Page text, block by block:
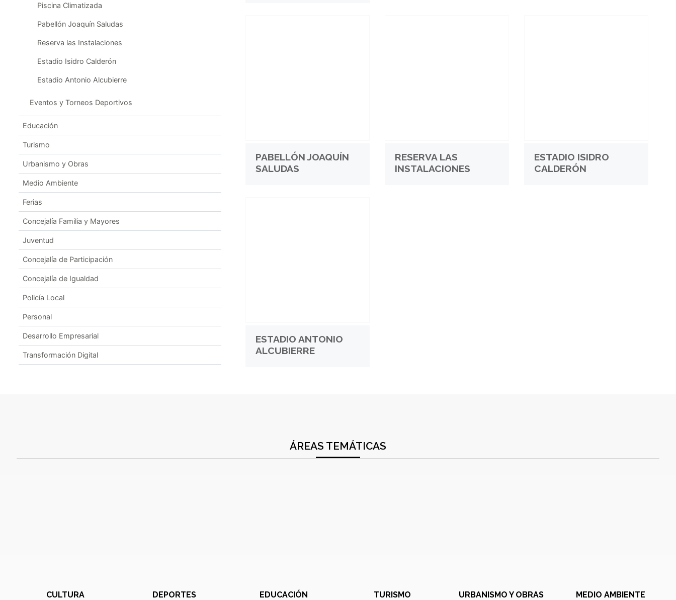
Piscina Climatizada
Pabellón Joaquín Saludas
Reserva las Instalaciones
Estadio Isidro Calderón
Estadio Antonio Alcubierre
Eventos y Torneos Deportivos
Educación
Turismo
Urbanismo y Obras
Medio Ambiente
Ferias
Concejalía Familia y Mayores
Juventud
Concejalía de Participación
Concejalía de Igualdad
Policía Local
Personal
Desarrollo Empresarial
Transformación Digital
PABELLÓN JOAQUÍN
SALUDAS
RESERVA LAS
INSTALACIONES
ESTADIO ISIDRO
CALDERÓN
ESTADIO ANTONIO
ALCUBIERRE
ÁREAS TEMÁTICAS
CULTURA DEPORTES EDUCACIÓN TURISMO URBANISMO Y OBRAS MEDIO AMBIENTE